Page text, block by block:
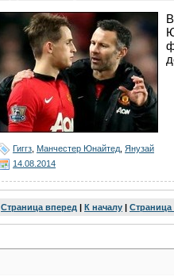
Гиггз Манчестер Юнайтед Янузай
14.08.2014
Страница вперед | К началу | Страница